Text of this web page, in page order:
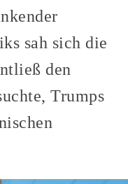
sah sich die
den
Trumps